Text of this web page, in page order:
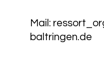
Mail:
baltringen.de